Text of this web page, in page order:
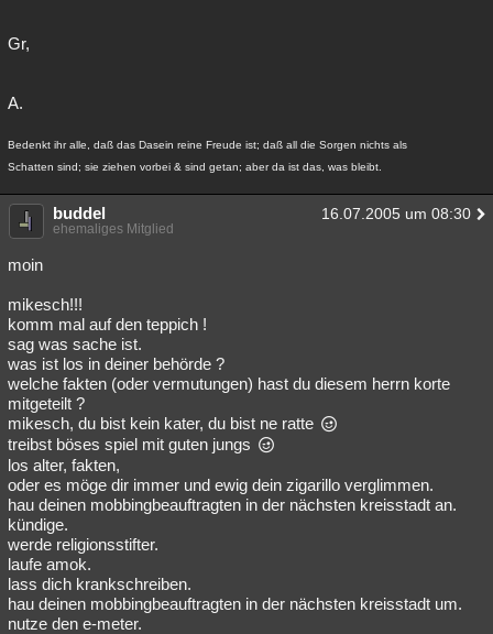
Gr,
A.
Bedenkt ihr alle, daß das Dasein reine Freude ist; daß all die Sorgen nichts als
Schatten sind; sie ziehen vorbei & sind getan; aber da ist das, was bleibt.
buddel 16.07.2005 um 08:30
ehemaliges Mitglied
moin
mikesch!!!
komm mal auf den teppich !
sag was sache ist.
was ist los in deiner behörde ?
welche fakten (oder vermutungen) hast du diesem herrn korte
mitgeteilt ?
mikesch, du bist kein kater, du bist ne ratte
treibst böses spiel mit guten jungs
los alter, fakten,
oder es möge dir immer und ewig dein zigarillo verglimmen.
hau deinen mobbingbeauftragten in der nächsten kreisstadt an.
kündige.
werde religionsstifter.
laufe amok.
lass dich krankschreiben.
hau deinen mobbingbeauftragten in der nächsten kreisstadt um.
nutze den e-meter.